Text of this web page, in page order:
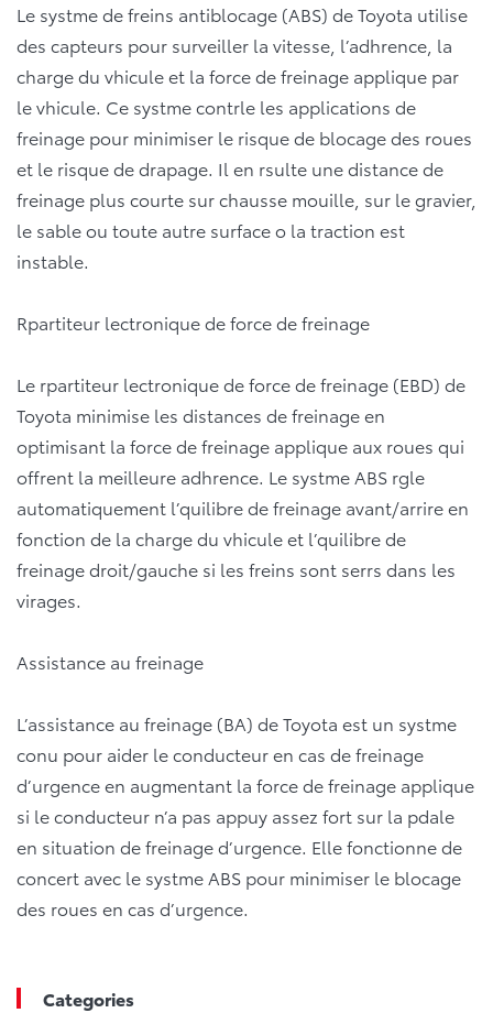
Le systme de freins antiblocage (ABS) de Toyota utilise
des capteurs pour surveiller la vitesse, l’adhrence, la
charge du vhicule et la force de freinage applique par
le vhicule. Ce systme contrle les applications de
freinage pour minimiser le risque de blocage des roues
et le risque de drapage. Il en rsulte une distance de
freinage plus courte sur chausse mouille, sur le gravier,
le sable ou toute autre surface o la traction est
instable.
Rpartiteur lectronique de force de freinage
Le rpartiteur lectronique de force de freinage (EBD) de
Toyota minimise les distances de freinage en
optimisant la force de freinage applique aux roues qui
offrent la meilleure adhrence. Le systme ABS rgle
automatiquement l’quilibre de freinage avant/arrire en
fonction de la charge du vhicule et l’quilibre de
freinage droit/gauche si les freins sont serrs dans les
virages.
Assistance au freinage
L’assistance au freinage (BA) de Toyota est un systme
conu pour aider le conducteur en cas de freinage
d’urgence en augmentant la force de freinage applique
si le conducteur n’a pas appuy assez fort sur la pdale
en situation de freinage d’urgence. Elle fonctionne de
concert avec le systme ABS pour minimiser le blocage
des roues en cas d’urgence.
Categories